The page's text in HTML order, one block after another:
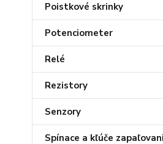
Poistkové skrinky
Potenciometer
Relé
Rezistory
Senzory
Spínace a kľúče